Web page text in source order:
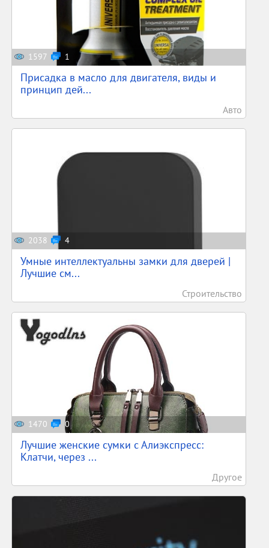
1597 1
Присадка в масло для двигателя, виды и
принцип дей...
Авто
2038 4
Умные интеллектуальны замки для дверей |
Лучшие см...
Строительство
1470 0
Лучшие женские сумки с Алиэкспресс:
Клатчи, через ...
Другое